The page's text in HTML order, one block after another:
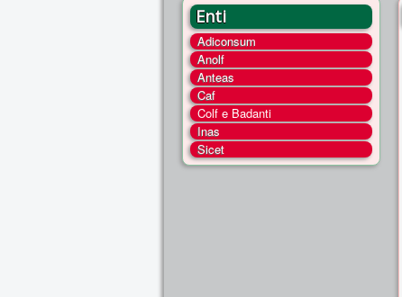
Enti
Adiconsum
Anolf
Anteas
Caf
Colf e Badanti
Inas
Sicet